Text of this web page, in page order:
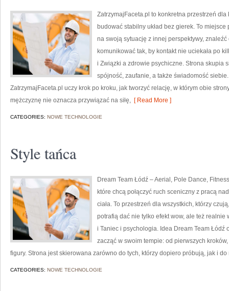
ZatrzymajFaceta.pl to konkretna przestrzeń
budować stabilny układ bez gierek. To miejsce
na swoją sytuację z innej perspektywy,
komunikować tak, by kontakt nie uciekała po
i Związki a zdrowie psychiczne. Strona skupia
spójność, zaufanie, a także świadomość
ZatrzymajFaceta.pl uczy krok po kroku, jak tworzyć relację, w którym obie
mężczyznę nie oznacza przywiązać na siłę, [ Read More ]
CATEGORIES: NOWE TECHNOLOGIE
Style tańca
Dream Team Łódź – Aerial, Pole Dance,
które chcą połączyć ruch sceniczny z pracą
ciała. To przestrzeń dla wszystkich, którzy
potrafią dać nie tylko efekt wow, ale też
i Taniec i psychologia. Idea Dream Team Łódź
zacząć w swoim tempie: od pierwszych
figury. Strona jest skierowana zarówno do tych, którzy dopiero próbują, jak i
CATEGORIES: NOWE TECHNOLOGIE